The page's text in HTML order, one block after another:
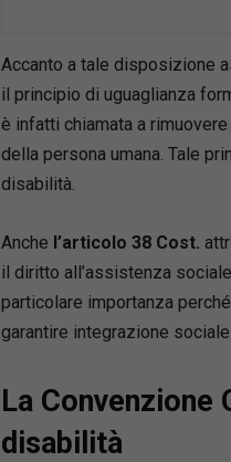
Accanto a tale disposizione
il principio di uguaglianza
è infatti chiamata a
della persona umana. Tale
disabilità.
Anche l’articolo 38 Cost.
il diritto all’assistenza
particolare importanza
garantire integrazione
La Convenzione
disabilità